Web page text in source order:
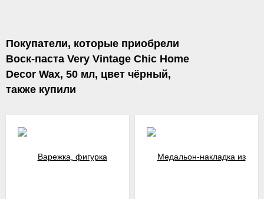
Покупатели, которые приобрели
Воск-паста Very Vintage Chic Home
Decor Wax, 50 мл, цвет чёрный,
также купили